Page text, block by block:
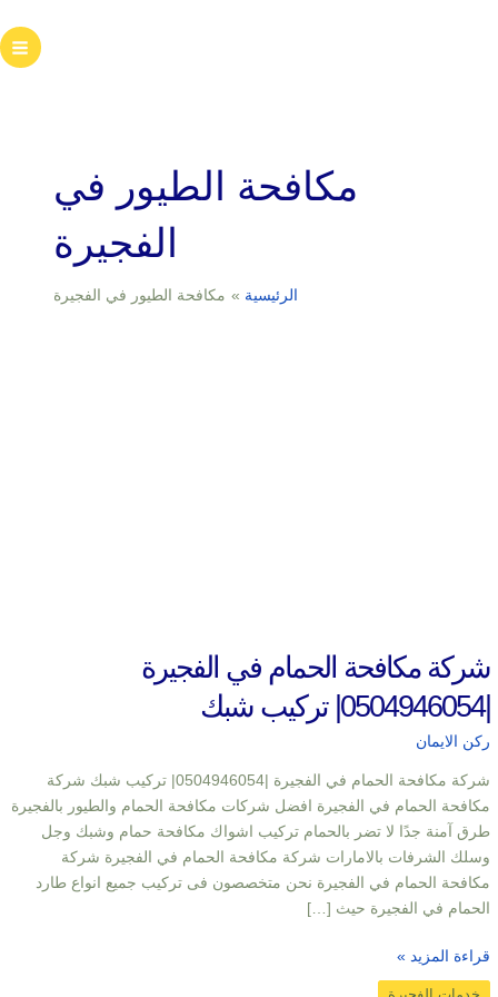
مكافحة الطيور في
الفجيرة
الرئيسية مكافحة الطيور في الفجيرة
شركة مكافحة الحمام في الفجيرة
|0504946054| تركيب شبك
ركن الايمان
شركة مكافحة الحمام في الفجيرة |0504946054| تركيب شبك شركة
مكافحة الحمام في الفجيرة افضل شركات مكافحة الحمام والطيور بالفجيرة
طرق آمنة جدًا لا تضر بالحمام تركيب اشواك مكافحة حمام وشبك وجل
وسلك الشرفات بالامارات شركة مكافحة الحمام في الفجيرة شركة
مكافحة الحمام في الفجيرة نحن متخصصون فى تركيب جميع انواع طارد
الحمام في الفجيرة حيث […]
قراءة المزيد »